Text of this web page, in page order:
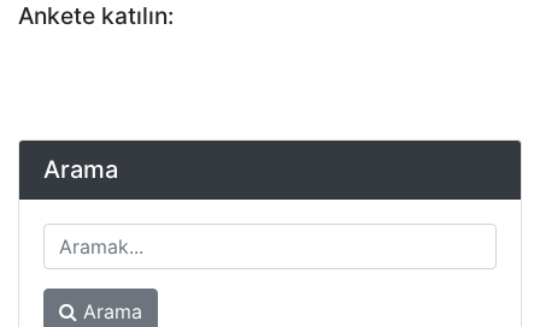
Ankete katılın:
Arama
Arama